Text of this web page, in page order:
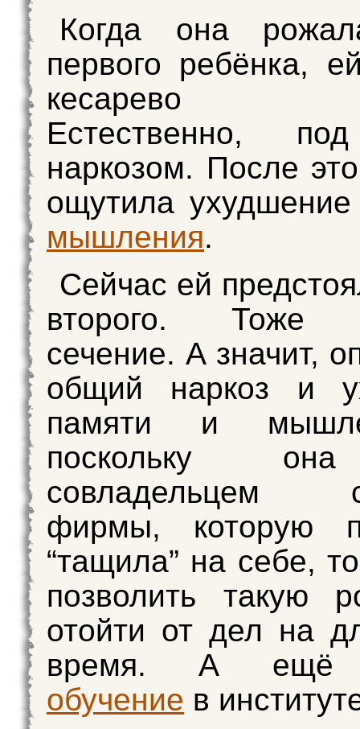
Когда она
первого ребёнка,
кесарево
Естественно,
наркозом. После
ощутила
мышления.
Сейчас ей
второго. Тоже
сечение. А значит,
общий наркоз и
памяти и
поскольку
совладельцем
фирмы, которую
“тащила” на себе,
позволить такую
отойти от дел на
время. А ещё
обучение в